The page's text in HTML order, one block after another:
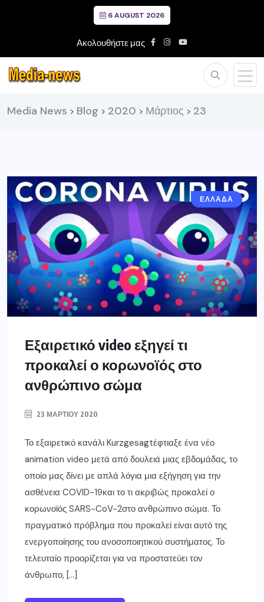
6 AUGUST 2026
Ακολουθήστε μας
Media News > Blog > 2020 > Μάρτιος > 23
ΕΛΛΑΔΑ
Εξαιρετικό video εξηγεί τι
προκαλεί ο κορωνοϊός στο
ανθρώπινο σώμα
23 ΜΑΡΤΊΟΥ 2020
Το εξαιρετικό κανάλι Kurzgesagtέφτιαξε ένα νέο
animation video μετά από δουλειά μιας εβδομάδας, το
οποίο μας δίνει με απλά λόγια μια εξήγηση για την
ασθένεια COVID-19και το τι ακριβώς προκαλεί ο
κορωνοϊός SARS-CoV-2στο ανθρώπινο σώμα. Το
πραγματικό πρόβλημα που προκαλεί είναι αυτό της
ενεργοποίησης του ανοσοποιητικού συστήματος. Το
τελευταίο προορίζεται για να προστατεύει τον
άνθρωπο, […]